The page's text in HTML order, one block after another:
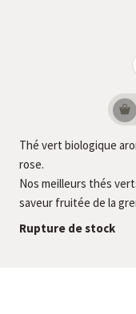
Thé vert biologique
rose.
Nos meilleurs thés
saveur fruitée de la
Rupture de stock